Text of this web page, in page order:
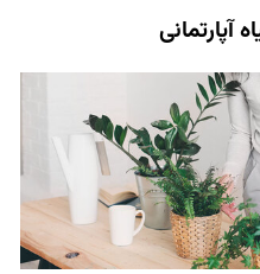
آپارتمانی